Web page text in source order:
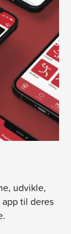
udvikle,
til deres